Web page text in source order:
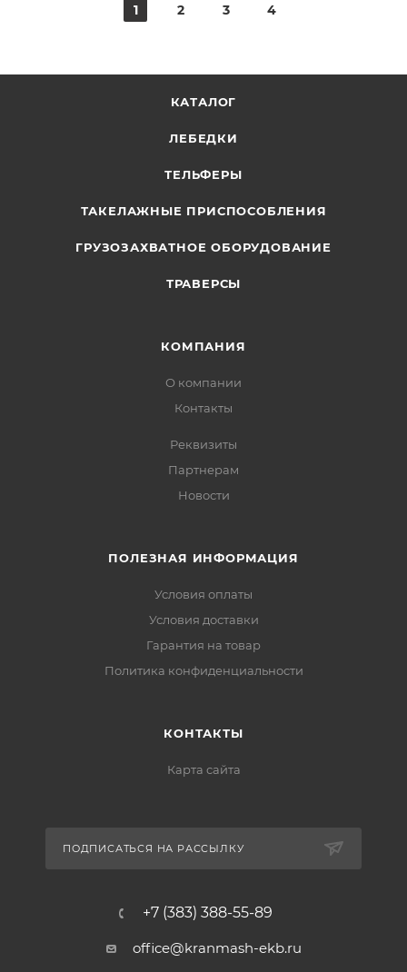
1 2 3 4
КАТАЛОГ
ЛЕБЕДКИ
ТЕЛЬФЕРЫ
ТАКЕЛАЖНЫЕ ПРИСПОСОБЛЕНИЯ
ГРУЗОЗАХВАТНОЕ ОБОРУДОВАНИЕ
ТРАВЕРСЫ
КОМПАНИЯ
О компании
Контакты
Реквизиты
Партнерам
Новости
ПОЛЕЗНАЯ ИНФОРМАЦИЯ
Условия оплаты
Условия доставки
Гарантия на товар
Политика конфиденциальности
КОНТАКТЫ
Карта сайта
ПОДПИСАТЬСЯ НА РАССЫЛКУ
+7 (383) 388-55-89
office@kranmash-ekb.ru